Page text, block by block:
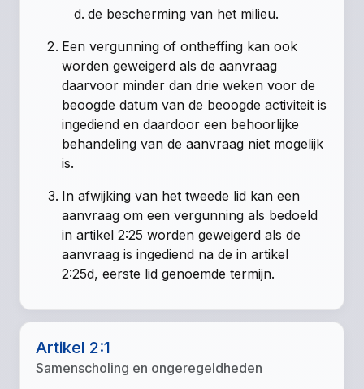
de bescherming van het milieu.
Een vergunning of ontheffing kan ook
worden geweigerd als de aanvraag
daarvoor minder dan drie weken voor de
beoogde datum van de beoogde activiteit is
ingediend en daardoor een behoorlijke
behandeling van de aanvraag niet mogelijk
is.
In afwijking van het tweede lid kan een
aanvraag om een vergunning als bedoeld
in artikel 2:25 worden geweigerd als de
aanvraag is ingediend na de in artikel
2:25d, eerste lid genoemde termijn.
Artikel 2:1
Samenscholing en ongeregeldheden